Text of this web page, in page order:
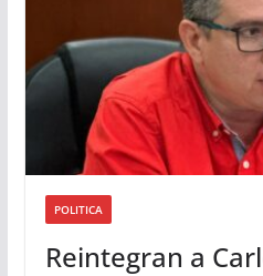
POLITICA
Reintegran a